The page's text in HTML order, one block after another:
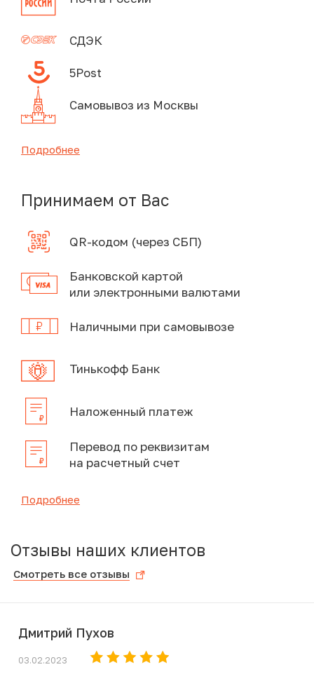
СДЭК
5Post
Самовывоз из Москвы
Подробнее
Принимаем от Вас
QR-кодом (через СБП)
Банковской картой
или электронными валютами
Наличными при самовывозе
Тинькофф Банк
Наложенный платеж
Перевод по реквизитам
на расчетный счет
Подробнее
Отзывы наших клиентов
Смотреть все отзывы
Дмитрий Пухов
03.02.2023